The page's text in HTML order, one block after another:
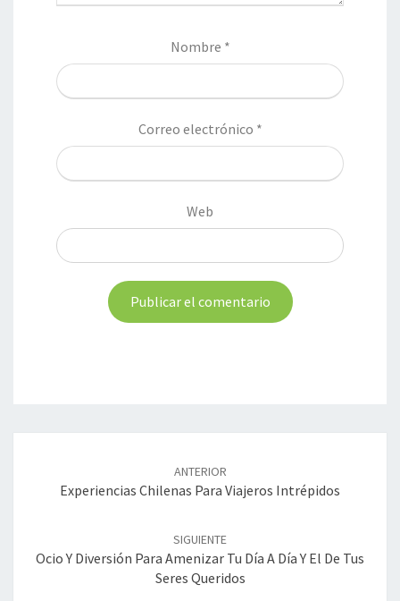
Nombre *
Correo electrónico *
Web
entradas
ANTERIOR
Experiencias Chilenas Para Viajeros Intrépidos
SIGUIENTE
Ocio Y Diversión Para Amenizar Tu Día A Día Y El De Tus
Seres Queridos